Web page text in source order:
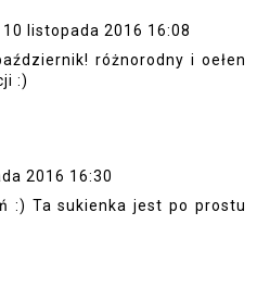
10 listopada 2016 16:08
różnorodny i oełen
:)
2016 16:30
:) Ta sukienka jest po prostu